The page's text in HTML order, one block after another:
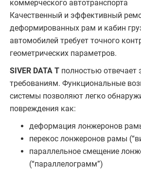
коммерческого автотранспорта
Качественный и эффективный
деформированных рам и кабин
автомобилей требует точного
геометрических параметров.
SIVER DATA T полностью отвечает
требованиям. Функциональные
системы позволяют легко
повреждения как:
деформация лонжеронов
перекос лонжеронов рамы
параллельное смещение
(“параллелограмм”)